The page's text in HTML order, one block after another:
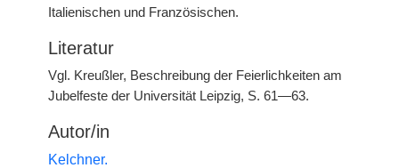
Italienischen und Französischen.
Literatur
Vgl. Kreußler, Beschreibung der Feierlichkeiten am
Jubelfeste der Universität Leipzig, S. 61—63.
Autor/in
Kelchner.